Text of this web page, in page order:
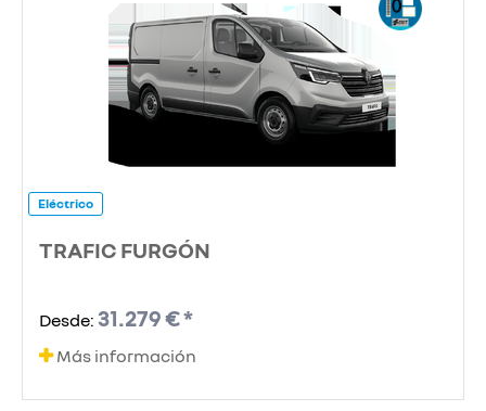
Eléctrico
TRAFIC FURGÓN
Desde: 31.279 € *
Más información